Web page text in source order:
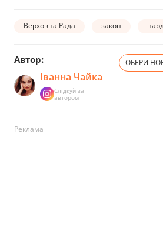
Верховна Рада закон
Автор:
Іванна Чайка
Слідкуй за
автором
ОБЕРИ
Реклама